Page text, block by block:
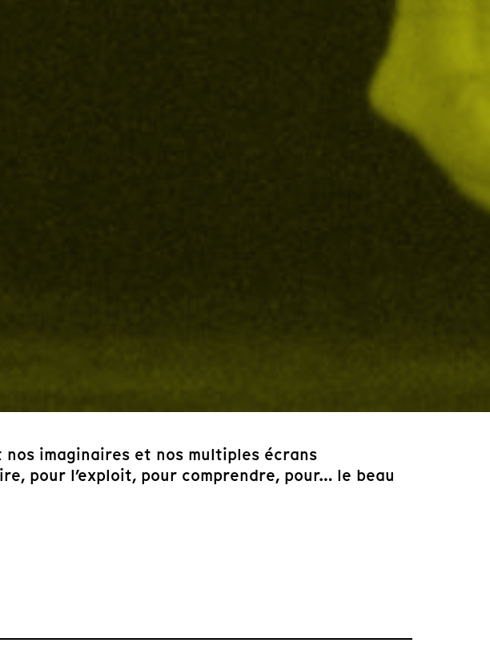
imaginaires et nos multiples écrans
pour l’exploit, pour comprendre, pour… le beau